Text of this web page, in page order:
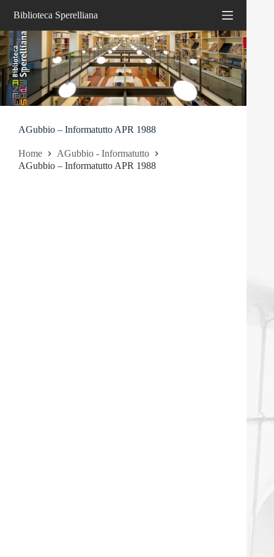
Biblioteca Sperelliana
AGubbio – Informatutto APR 1988
Home
AGubbio - Informatutto
AGubbio – Informatutto APR 1988